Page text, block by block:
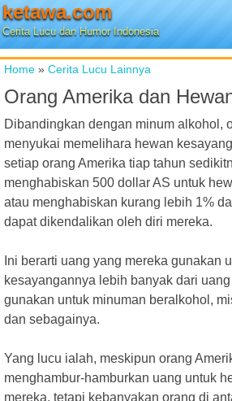
ketawa.com
Cerita Lucu dan Humor Indonesia
Home » Cerita Lucu Lainnya
Orang Amerika dan
Dibandingkan dengan minum alkohol,
menyukai memelihara hewan
setiap orang Amerika tiap tahun
menghabiskan 500 dollar AS untuk
atau menghabiskan kurang lebih 1%
dapat dikendalikan oleh diri mereka.
Ini berarti uang yang mereka gunakan
kesayangannya lebih banyak dari
gunakan untuk minuman beralkohol,
dan sebagainya.
Yang lucu ialah, meskipun orang
menghambur-hamburkan uang untuk
mereka, tetapi kebanyakan orang di